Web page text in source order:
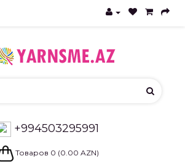
+994503295991
Товаров 0 (0.00 AZN)